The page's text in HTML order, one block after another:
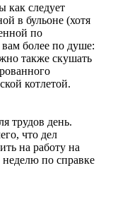
как следует
в бульоне (хотя
по
более по душе:
также скушать
котлетой.
трудов день.
что дел
на работу на
по справке